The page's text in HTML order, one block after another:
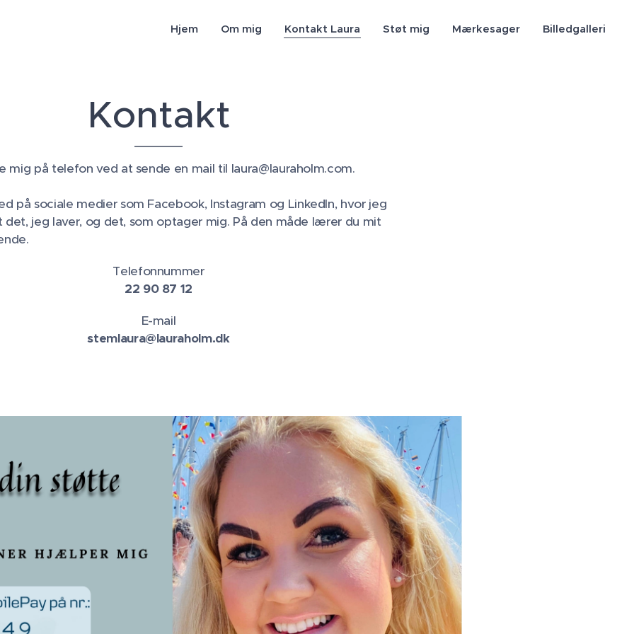
Hjem Om mig Kontakt Laura Støt mig Mærkesager Billedgalleri
Kontakt
mig på telefon ved at sende en mail til laura@lauraholm.com.
på sociale medier som Facebook, Instagram og LinkedIn, hvor jeg
jeg laver, og det, som optager mig. På den måde lærer du mit
Telefonnummer
22 90 87 12
E-mail
stemlaura@lauraholm.dk